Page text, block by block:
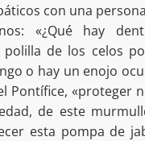
con una
«¿Qué hay
polilla de los celos
o hay un enojo
Pontífice, «proteger
de este
esta pompa de